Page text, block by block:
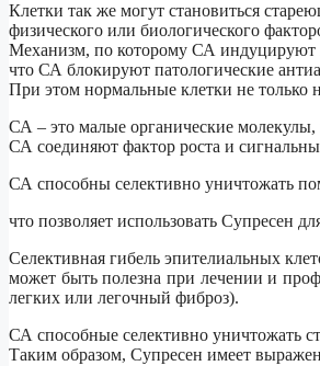
Клетки так же могут становиться
физического или биологического
Механизм, по которому СА индуцируют
что СА блокируют патологические
При этом нормальные клетки не
СА – это малые органические молекулы,
СА соединяют фактор роста и
СА способны селективно уничтожать
что позволяет использовать Супресен
Селективная гибель эпителиальных
может быть полезна при лечении и
легких или легочный фиброз).
СА способные селективно уничтожать
Таким образом, Супресен имеет